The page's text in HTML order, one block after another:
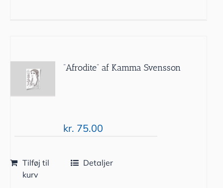
”Afrodite” af Kamma Svensson
kr. 75.00
Tilføj til
kurv
Detaljer